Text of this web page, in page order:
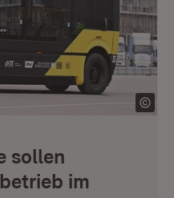
sollen
im